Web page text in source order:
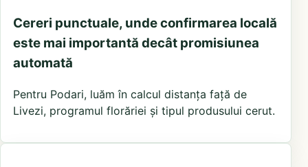
Cereri punctuale, unde confirmarea locală
este mai importantă decât promisiunea
automată
Pentru Podari, luăm în calcul distanța față de
Livezi, programul florăriei și tipul produsului cerut.